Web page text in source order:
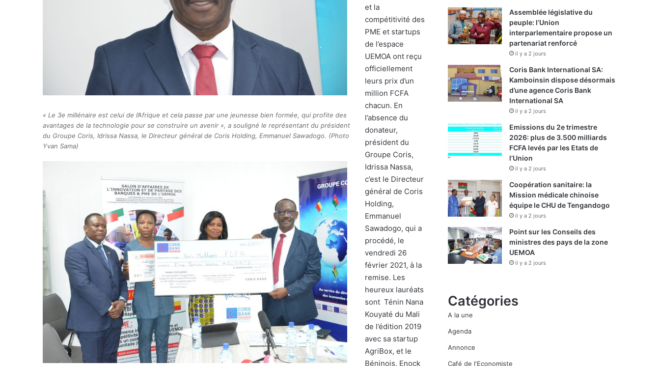
« Le 3e millénaire est celui de l’Afrique et cela passe par une jeunesse bien formée, qui profite des
avantages de la technologie pour se construire un avenir », a souligné le représentant du président
du Groupe Coris, Idrissa Nassa, le Directeur général de Coris Holding, Emmanuel Sawadogo. (Photo
Yvan Sama)
et la
compétitivité des
PME et startups
de l’espace
UEMOA ont reçu
officiellement
leurs prix d’un
million FCFA
chacun. En
l’absence du
donateur,
président du
Groupe Coris,
Idrissa Nassa,
c’est le Directeur
général de Coris
Holding,
Emmanuel
Sawadogo, qui a
procédé, le
vendredi 26
février 2021, à la
remise. Les
heureux lauréats
sont Ténin Nana
Kouyaté du Mali
de l’édition 2019
avec sa startup
AgriBox, et le
Béninois, Enock
Assemblée législative du
peuple: l’Union
interparlementaire propose un
partenariat renforcé
il y a 2 jours
Coris Bank International SA:
Kamboinsin dispose désormais
d’une agence Coris Bank
International SA
il y a 2 jours
Emissions du 2e trimestre
2026: plus de 3.500 milliards
FCFA levés par les Etats de
l’Union
il y a 2 jours
Coopération sanitaire: la
Mission médicale chinoise
équipe le CHU de Tengandogo
il y a 2 jours
Point sur les Conseils des
ministres des pays de la zone
UEMOA
il y a 2 jours
Catégories
A la une
Agenda
Annonce
Café de l'Economiste